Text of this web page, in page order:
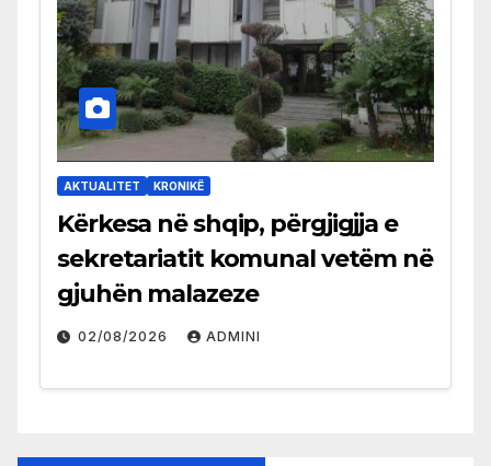
AKTUALITET KRONIKË
Kërkesa në shqip, përgjigjja e
sekretariatit komunal vetëm në
gjuhën malazeze
02/08/2026 ADMINI